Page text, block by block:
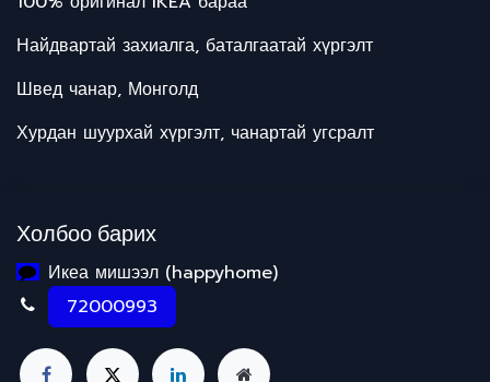
Найдвартай захиалга, баталгаатай хүргэлт
Швед чанар, Монголд
Хурдан шуурхай хүргэлт, чанартай угсралт
Холбоо барих
Икеа мишээл (happyhome)
72000993